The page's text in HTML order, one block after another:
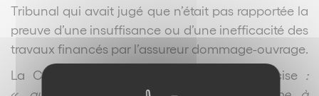
Tribunal qui avait jugé que n’était pas rapportée la
preuve d’une insuffisance ou d’une inefficacité des
travaux financés par l’assureur dommage-ouvrage.
La Cour de cassation casse l’arrêt et précise :